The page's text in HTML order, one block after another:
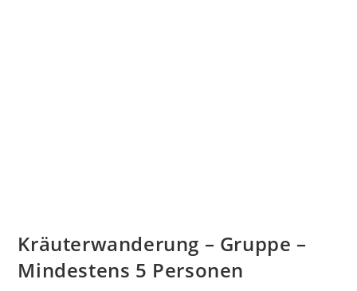
Kräuterwanderung – Gruppe –
Mindestens 5 Personen